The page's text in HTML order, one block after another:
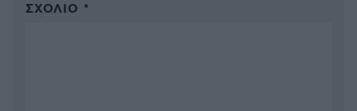
ΣΧΌΛΙΟ *